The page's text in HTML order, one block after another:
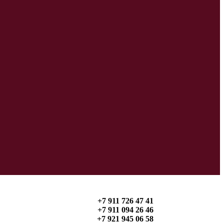
+7 911 726 47 41
+7 911 094 26 46
+7 921 945 06 58